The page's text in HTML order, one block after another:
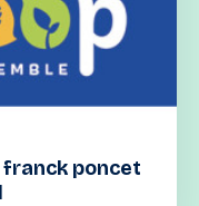
franck poncet